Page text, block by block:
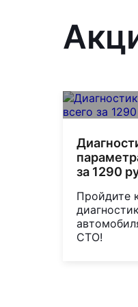
за 1290
Пройдите
СТО!